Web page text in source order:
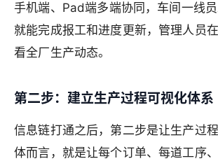
手机端、Pad端多端协同，车间一线
就能完成报工和进度更新，管理人员
看全厂生产动态。
第二步：建立生产过程可视化体系
信息链打通之后，第二步是让生产过
体而言，就是让每个订单、每道工序